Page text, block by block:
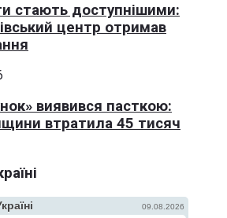
стають доступнішими:
центр отримав
виявився пасткою:
втратила 45 тисяч